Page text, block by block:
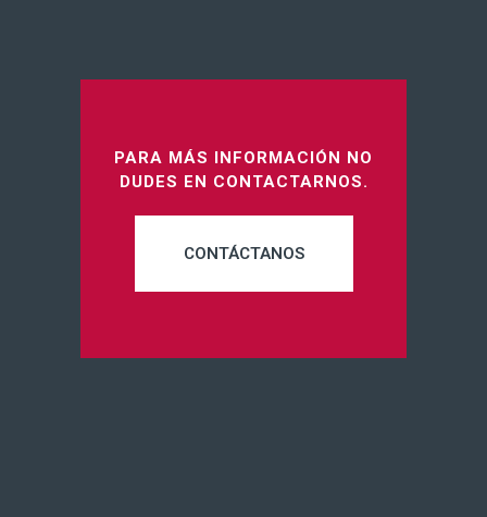
PARA MÁS INFORMACIÓN NO
DUDES EN CONTACTARNOS.
CONTÁCTANOS